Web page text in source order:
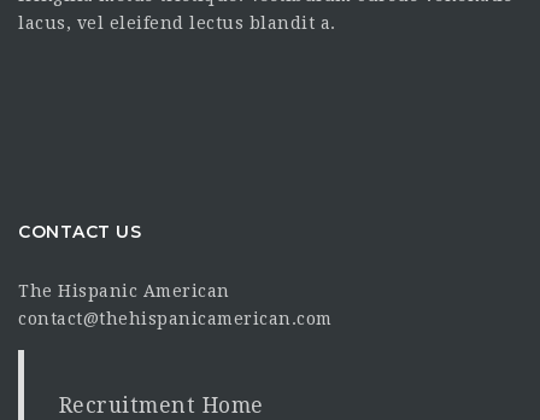
lacus, vel eleifend lectus blandit a.
CONTACT US
The Hispanic American
contact@thehispanicamerican.com
Recruitment Home